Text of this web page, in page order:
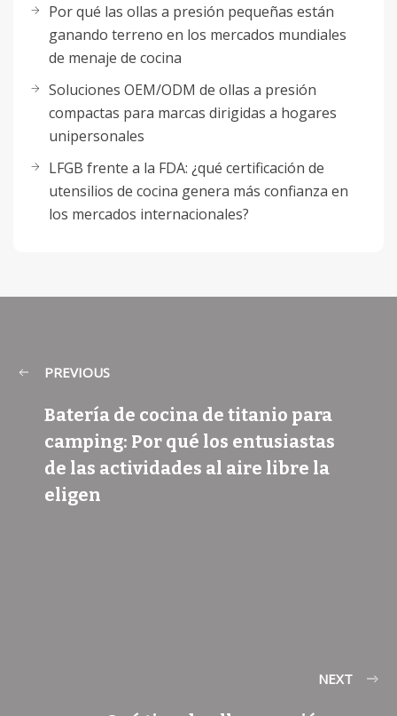
Por qué las ollas a presión pequeñas están
ganando terreno en los mercados mundiales
de menaje de cocina
Soluciones OEM/ODM de ollas a presión
compactas para marcas dirigidas a hogares
unipersonales
LFGB frente a la FDA: ¿qué certificación de
utensilios de cocina genera más confianza en
los mercados internacionales?
PREVIOUS
Batería de cocina de titanio para
camping: Por qué los entusiastas
de las actividades al aire libre la
eligen
NEXT